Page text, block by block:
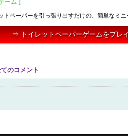
ーム ]
トペーパーを引っ張り出すだけの、簡単なミ
⇒ トイレットペーパーゲームをプレ
のコメント